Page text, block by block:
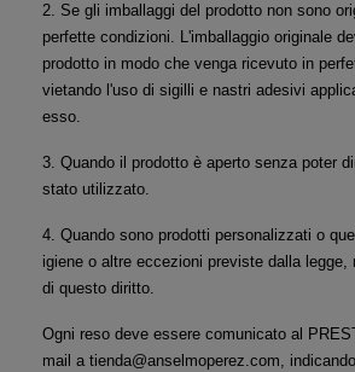
2. Se gli imballaggi del prodotto non sono
perfette condizioni. L'imballaggio originale
prodotto in modo che venga ricevuto in
vietando l'uso di sigilli e nastri adesivi
esso.
3. Quando il prodotto è aperto senza poter
stato utilizzato.
4. Quando sono prodotti personalizzati o
igiene o altre eccezioni previste dalla legge,
di questo diritto.
Ogni reso deve essere comunicato al
mail a tienda@anselmoperez.com,